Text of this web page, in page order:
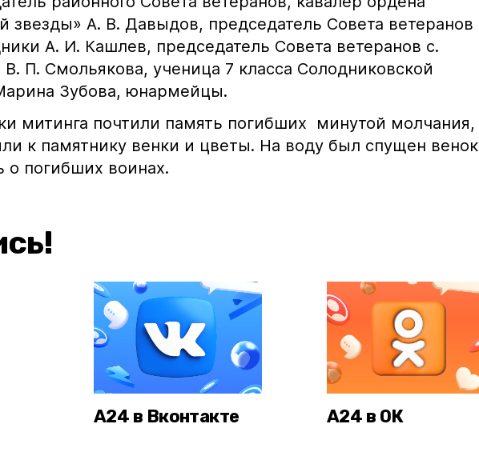
звезды» А. В. Давыдов, председатель Совета ветеранов
А. И. Кашлев, председатель Совета ветеранов с.
В. П. Смольякова, ученица 7 класса Солодниковской
Зубова, юнармейцы.
митинга почтили память погибших минутой молчания,
к памятнику венки и цветы. На воду был спущен венок
о погибших воинах.
А24 в Вконтакте А24 в ОК